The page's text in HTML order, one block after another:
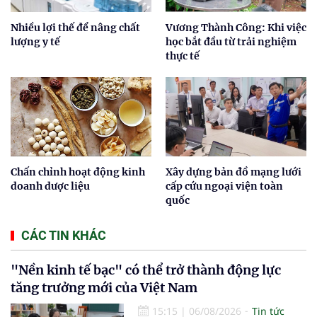
Nhiều lợi thế để nâng chất
lượng y tế
Vương Thành Công: Khi việc
học bắt đầu từ trải nghiệm
thực tế
Chấn chỉnh hoạt động kinh
doanh dược liệu
Xây dựng bản đồ mạng lưới
cấp cứu ngoại viện toàn
quốc
CÁC TIN KHÁC
"Nền kinh tế bạc" có thể trở thành động lực
tăng trưởng mới của Việt Nam
15:15 | 06/08/2026
Tin tức